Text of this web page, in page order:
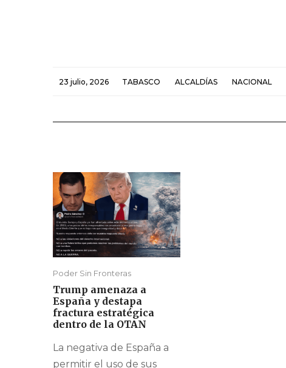
23 julio, 2026 TABASCO ALCALDÍAS NACIONAL
Poder Sin Fronteras
Trump amenaza a
España y destapa
fractura estratégica
dentro de la OTAN
La negativa de España a
permitir el uso de sus